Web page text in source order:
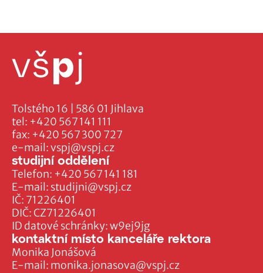
Tolstého 16 | 586 01 Jihlava
tel: +420 567 141 111
fax: +420 567 300 727
e-mail:vspj@vspj.cz
IČ: 71226401
DIČ: CZ71226401
ID datové schránky: w9ej9jg
studijní oddělení
Telefon: +420 567 141 181
E-mail: studijni@vspj.cz
kontaktní místo kanceláře rektora
Monika Jonášová
E-mail: monika.jonasova@vspj.cz